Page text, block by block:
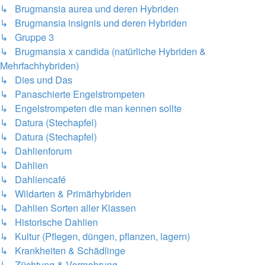
↳ Brugmansia aurea und deren Hybriden
↳ Brugmansia insignis und deren Hybriden
↳ Gruppe 3
↳ Brugmansia x candida (natürliche Hybriden &
Mehrfachhybriden)
↳ Dies und Das
↳ Panaschierte Engelstrompeten
↳ Engelstrompeten die man kennen sollte
↳ Datura (Stechapfel)
↳ Datura (Stechapfel)
↳ Dahlienforum
↳ Dahlien
↳ Dahliencafé
↳ Wildarten & Primärhybriden
↳ Dahlien Sorten aller Klassen
↳ Historische Dahlien
↳ Kultur (Pflegen, düngen, pflanzen, lagern)
↳ Krankheiten & Schädlinge